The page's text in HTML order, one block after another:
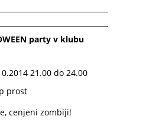
party v klubu
21.00 do 24.00
prost
cenjeni zombiji!